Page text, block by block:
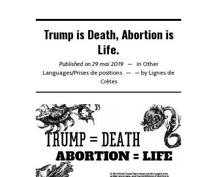
Trump is Death, Abortion is
Life.
Published on 29 mai 2019 in Other
Languages/Prises de positions — by Lignes de
Crêtes